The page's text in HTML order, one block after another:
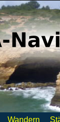
Wandern